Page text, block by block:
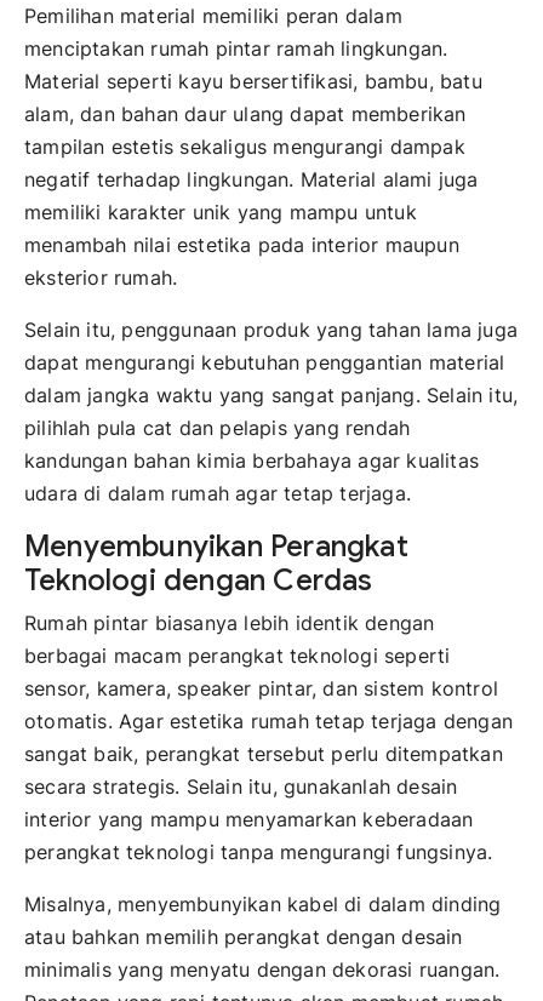
Pemilihan material memiliki peran dalam
menciptakan rumah pintar ramah lingkungan.
Material seperti kayu bersertifikasi, bambu, batu
alam, dan bahan daur ulang dapat memberikan
tampilan estetis sekaligus mengurangi dampak
negatif terhadap lingkungan. Material alami juga
memiliki karakter unik yang mampu untuk
menambah nilai estetika pada interior maupun
eksterior rumah.
Selain itu, penggunaan produk yang tahan lama juga
dapat mengurangi kebutuhan penggantian material
dalam jangka waktu yang sangat panjang. Selain itu,
pilihlah pula cat dan pelapis yang rendah
kandungan bahan kimia berbahaya agar kualitas
udara di dalam rumah agar tetap terjaga.
Menyembunyikan Perangkat
Teknologi dengan Cerdas
Rumah pintar biasanya lebih identik dengan
berbagai macam perangkat teknologi seperti
sensor, kamera, speaker pintar, dan sistem kontrol
otomatis. Agar estetika rumah tetap terjaga dengan
sangat baik, perangkat tersebut perlu ditempatkan
secara strategis. Selain itu, gunakanlah desain
interior yang mampu menyamarkan keberadaan
perangkat teknologi tanpa mengurangi fungsinya.
Misalnya, menyembunyikan kabel di dalam dinding
atau bahkan memilih perangkat dengan desain
minimalis yang menyatu dengan dekorasi ruangan.